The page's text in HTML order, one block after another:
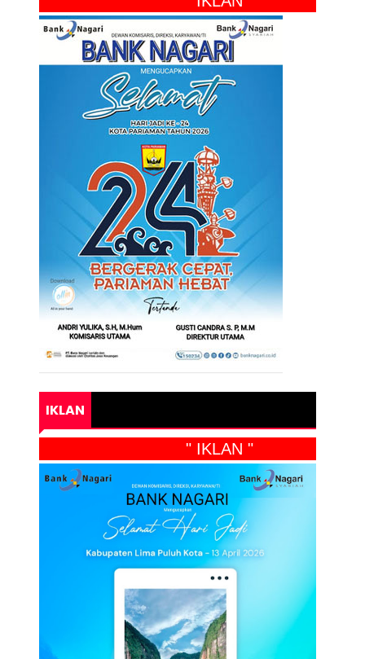
IKLAN
" IKLAN "